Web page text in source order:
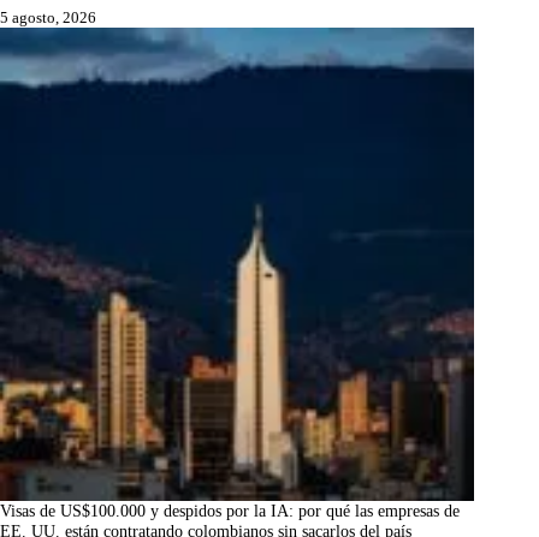
5 agosto, 2026
Visas de US$100.000 y despidos por la IA: por qué las empresas de
EE. UU. están contratando colombianos sin sacarlos del país